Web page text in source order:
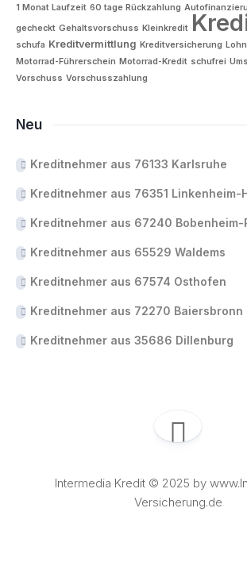
1 Monat Laufzeit 60 tage Rückzahlung
gecheckt Gehaltsvorschuss Kleinkredit
schufa Kreditvermittlung Kreditversicherung
Motorrad-Führerschein Motorrad-Kredit schufrei
Vorschuss Vorschusszahlung
Neu
Kreditnehmer aus 76133 Karlsruhe
Kreditnehmer aus 76351 Linkenheim-
Kreditnehmer aus 67240 Bobenheim-
Kreditnehmer aus 65529 Waldems
Kreditnehmer aus 67574 Osthofen
Kreditnehmer aus 72270 Baiersbronn
Kreditnehmer aus 35686 Dillenburg
Intermedia Kredit © 2025 by
Versicherung.de